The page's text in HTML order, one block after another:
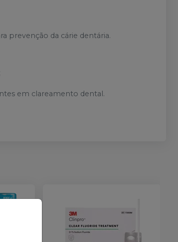
prevenção da cárie dentária.
em clareamento dental.